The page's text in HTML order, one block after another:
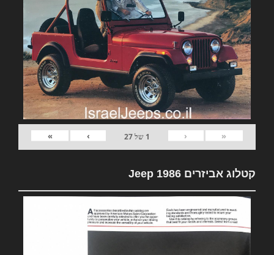
«
‹
1 של27
›
»
קטלוג אביזרים Jeep 1986